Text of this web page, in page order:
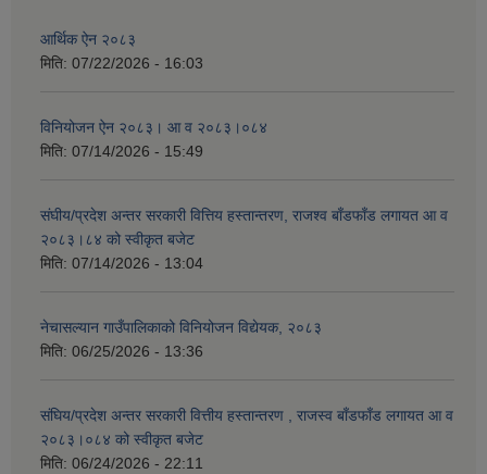
आर्थिक ऐन २०८३
मिति: 07/22/2026 - 16:03
विनियोजन ऐन २०८३। आ व २०८३।०८४
मिति: 07/14/2026 - 15:49
संघीय/प्रदेश अन्तर सरकारी वित्तिय हस्तान्तरण, राजश्व बाँडफाँड लगायत आ व
२०८३।८४ को स्वीकृत बजेट
मिति: 07/14/2026 - 13:04
नेचासल्यान गाउँपालिकाको विनियोजन विद्येयक, २०८३
मिति: 06/25/2026 - 13:36
संघिय/प्रदेश अन्तर सरकारी वित्तीय हस्तान्तरण , राजस्व बाँडफाँड लगायत आ व
२०८३।०८४ को स्वीकृत बजेट
मिति: 06/24/2026 - 22:11